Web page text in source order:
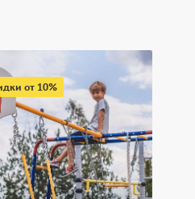
от 10%